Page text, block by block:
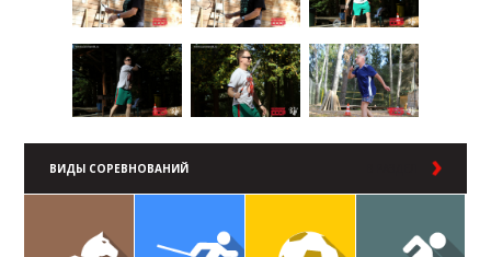
ВИДЫ СОРЕВНОВАНИЙ